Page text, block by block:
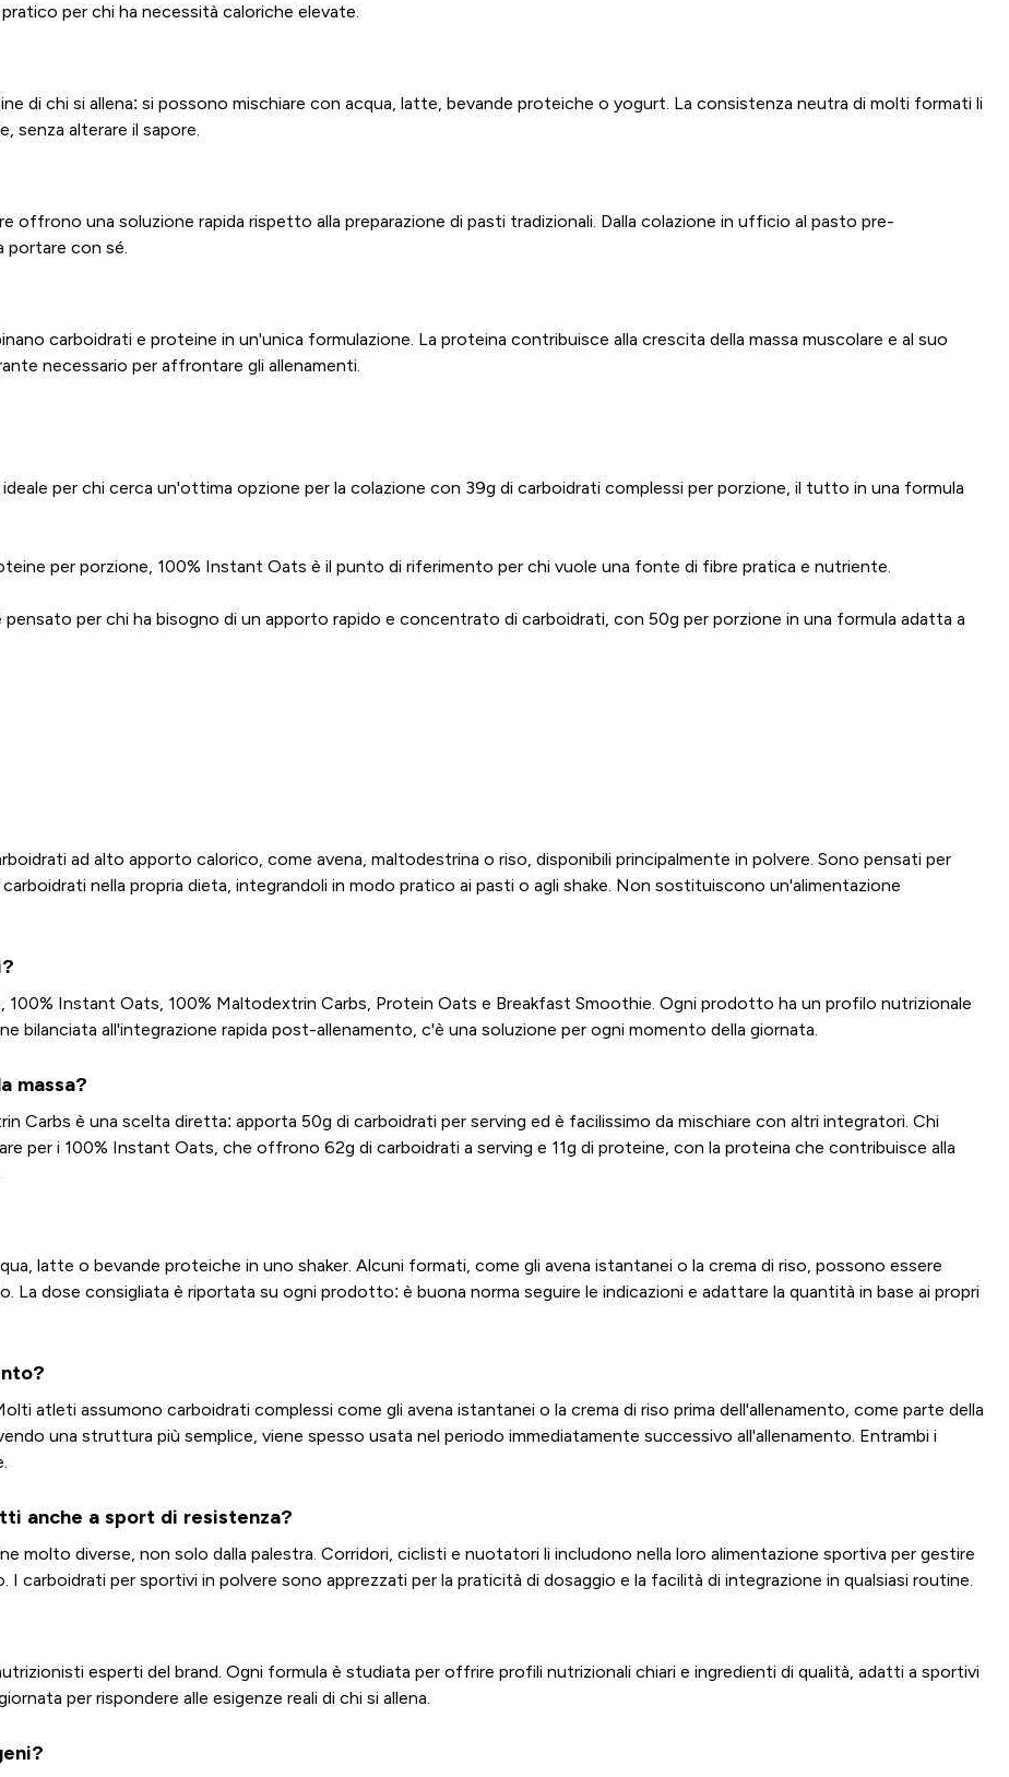
per chi ha necessità caloriche elevate.
di chi si allena: si possono mischiare con acqua, latte, bevande proteiche o yogurt. La consistenza neutra di molti formati li
senza alterare il sapore.
offrono una soluzione rapida rispetto alla preparazione di pasti tradizionali. Dalla colazione in ufficio al pasto pre-
portare con sé.
carboidrati e proteine in un'unica formulazione. La proteina contribuisce alla crescita della massa muscolare e al suo
necessario per affrontare gli allenamenti.
per chi cerca un'ottima opzione per la colazione con 39g di carboidrati complessi per porzione, il tutto in una formula
per porzione, 100% Instant Oats è il punto di riferimento per chi vuole una fonte di fibre pratica e nutriente.
per chi ha bisogno di un apporto rapido e concentrato di carboidrati, con 50g per porzione in una formula adatta a
ad alto apporto calorico, come avena, maltodestrina o riso, disponibili principalmente in polvere. Sono pensati per
nella propria dieta, integrandoli in modo pratico ai pasti o agli shake. Non sostituiscono un'alimentazione
100% Instant Oats, 100% Maltodextrin Carbs, Protein Oats e Breakfast Smoothie. Ogni prodotto ha un profilo nutrizionale
bilanciata all'integrazione rapida post-allenamento, c'è una soluzione per ogni momento della giornata.
massa?
Carbs è una scelta diretta: apporta 50g di carboidrati per serving ed è facilissimo da mischiare con altri integratori. Chi
per i 100% Instant Oats, che offrono 62g di carboidrati a serving e 11g di proteine, con la proteina che contribuisce alla
latte o bevande proteiche in uno shaker. Alcuni formati, come gli avena istantanei o la crema di riso, possono essere
La dose consigliata è riportata su ogni prodotto: è buona norma seguire le indicazioni e adattare la quantità in base ai propri
atleti assumono carboidrati complessi come gli avena istantanei o la crema di riso prima dell'allenamento, come parte della
una struttura più semplice, viene spesso usata nel periodo immediatamente successivo all'allenamento. Entrambi i
anche a sport di resistenza?
molto diverse, non solo dalla palestra. Corridori, ciclisti e nuotatori li includono nella loro alimentazione sportiva per gestire
carboidrati per sportivi in polvere sono apprezzati per la praticità di dosaggio e la facilità di integrazione in qualsiasi routine.
esperti del brand. Ogni formula è studiata per offrire profili nutrizionali chiari e ingredienti di qualità, adatti a sportivi
per rispondere alle esigenze reali di chi si allena.